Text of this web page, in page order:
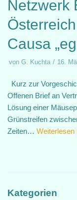
Netzwerk
Causa
von G. Kuchta 16.
Kurz zur
Offenen Brief an
Lösung einer
Grünstreifen
Zeiten… Weiterlesen
Kategorien